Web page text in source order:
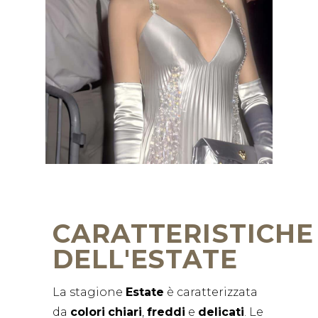
CARATTERISTICHE
DELL'ESTATE
La stagione Estate è caratterizzata
da colori chiari, freddi e delicati. Le